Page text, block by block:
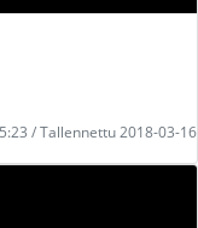
/ Tallennettu 2018-03-16